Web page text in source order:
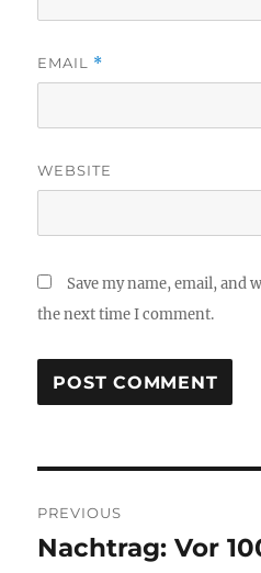
EMAIL *
WEBSITE
Save my name, email, and
the next time I comment.
navigation
PREVIOUS
Previous
Nachtrag: Vor